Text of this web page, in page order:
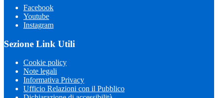
Facebook
Youtube
Instagram
Sezione Link Utili
Cookie policy
Note legali
Informativa Privacy
Ufficio Relazioni con il Pubblico